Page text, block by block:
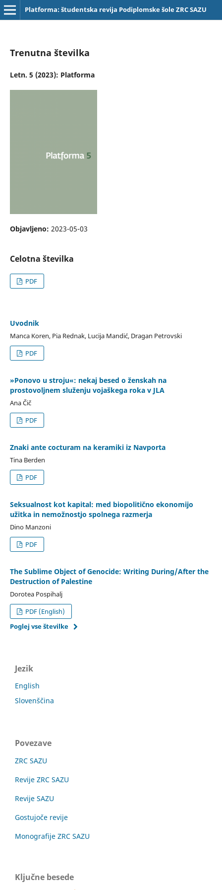
Platforma: študentska revija Podiplomske šole ZRC SAZU
Trenutna številka
Letn. 5 (2023): Platforma
Objavljeno: 2023-05-03
Celotna številka
PDF
Uvodnik
Manca Koren, Pia Rednak, Lucija Mandić, Dragan Petrovski
PDF
»Ponovo u stroju«: nekaj besed o ženskah na
prostovoljnem služenju vojaškega roka v JLA
Ana Čič
PDF
Znaki ante cocturam na keramiki iz Navporta
Tina Berden
PDF
Seksualnost kot kapital: med biopolitično ekonomijo
užitka in nemožnostjo spolnega razmerja
Dino Manzoni
PDF
The Sublime Object of Genocide: Writing During/After the
Destruction of Palestine
Dorotea Pospihalj
PDF (English)
Poglej vse številke
Jezik
English
Slovenščina
Povezave
ZRC SAZU
Revije ZRC SAZU
Revije SAZU
Gostujoče revije
Monografije ZRC SAZU
Ključne besede